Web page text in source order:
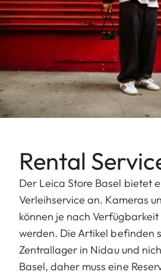
Rental
Der Leica Store Basel bietet
Verleihservice an. Kameras
können je nach
werden. Die Artikel befinden
Zentrallager in Nidau und
Basel, daher muss eine